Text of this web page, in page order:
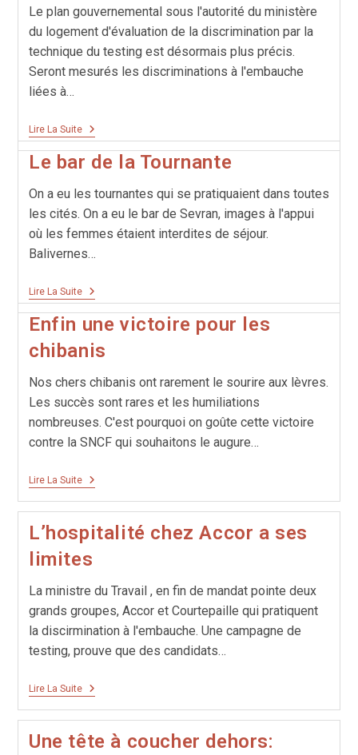
Le plan gouvernemental sous l'autorité du ministère
du logement d'évaluation de la discrimination par la
technique du testing est désormais plus précis.
Seront mesurés les discriminations à l'embauche
liées à…
Lire La Suite
Discrimination
À
L’embauche:
La
Précisée
Le bar de la Tournante
On a eu les tournantes qui se pratiquaient dans toutes
les cités. On a eu le bar de Sevran, images à l'appui
où les femmes étaient interdites de séjour.
Balivernes…
Lire La Suite
Le
Bar
De
La
Tournante
Enfin une victoire pour les
chibanis
Nos chers chibanis ont rarement le sourire aux lèvres.
Les succès sont rares et les humiliations
nombreuses. C'est pourquoi on goûte cette victoire
contre la SNCF qui souhaitons le augure…
Lire La Suite
Enfin
Victoire
Les
L’hospitalité chez Accor a ses
limites
La ministre du Travail , en fin de mandat pointe deux
grands groupes, Accor et Courtepaille qui pratiquent
la discirmination à l'embauche. Une campagne de
testing, prouve que des candidats…
Lire La Suite
L’hospitalité
Accor
Ses
Une tête à coucher dehors: